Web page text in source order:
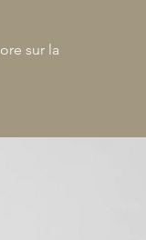
sur la